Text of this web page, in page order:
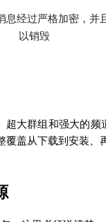
息经过严格加密，并
以销毁
大群组和强大的
盖从下载到安装、